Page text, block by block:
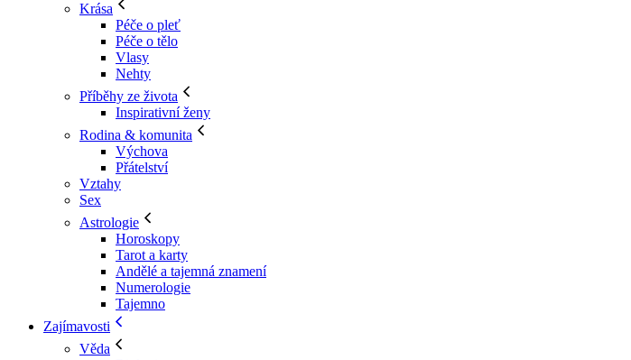
Krása
Péče o pleť
Péče o tělo
Vlasy
Nehty
Příběhy ze života
Inspirativní ženy
Rodina & komunita
Výchova
Přátelství
Vztahy
Sex
Astrologie
Horoskopy
Tarot a karty
Andělé a tajemná znamení
Numerologie
Tajemno
Zajímavosti
Věda